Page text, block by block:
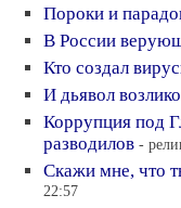
Пороки и
В России
Кто создал
И дьявол
Коррупция под
разводилов -
Скажи мне, что
22:57